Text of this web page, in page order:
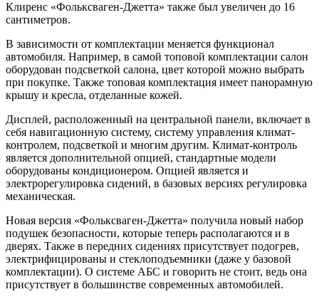
Клиренс «Фольксваген-Джетта» также был увеличен до 16
сантиметров.
В зависимости от комплектации меняется функционал
автомобиля. Например, в самой топовой комплектации салон
оборудован подсветкой салона, цвет которой можно выбрать
при покупке. Также топовая комплектация имеет панорамную
крышу и кресла, отделанные кожей.
Дисплей, расположенный на центральной панели, включает в
себя навигационную систему, систему управления климат-
контролем, подсветкой и многим другим. Климат-контроль
является дополнительной опцией, стандартные модели
оборудованы кондиционером. Опцией является и
электрорегулировка сидений, в базовых версиях регулировка
механическая.
Новая версия «Фольксваген-Джетта» получила новый набор
подушек безопасности, которые теперь располагаются и в
дверях. Также в передних сидениях присутствует подогрев,
электрифицированы и стеклоподъемники (даже у базовой
комплектации). О системе АБС и говорить не стоит, ведь она
присутствует в большинстве современных автомобилей.